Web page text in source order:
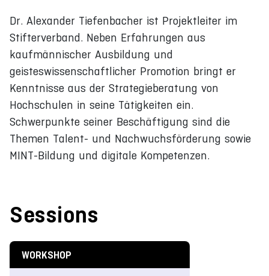
Dr. Alexander Tiefenbacher ist Projektleiter im
Stifterverband. Neben Erfahrungen aus
kaufmännischer Ausbildung und
geisteswissenschaftlicher Promotion bringt er
Kenntnisse aus der Strategieberatung von
Hochschulen in seine Tätigkeiten ein.
Schwerpunkte seiner Beschäftigung sind die
Themen Talent- und Nachwuchsförderung sowie
MINT-Bildung und digitale Kompetenzen.
Sessions
WORKSHOP